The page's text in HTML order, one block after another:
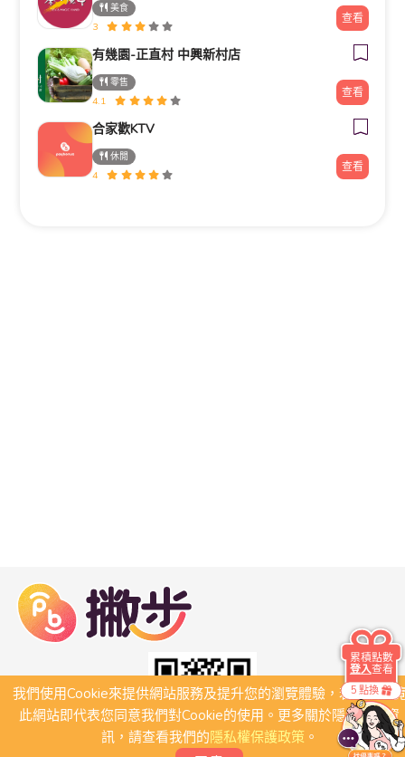
美食
3
查看
有幾園-正直村 中興新村店
零售
4.1
查看
合家歡KTV
休閒
4
查看
我們使用Cookie來提供網站服務及提升您的瀏覽體驗，若繼續瀏
此網站即代表您同意我們對Cookie的使用。更多關於隱私保護資
訊，請查看我們的隱私權保護政策。
5 點換
累積點數
登入查看